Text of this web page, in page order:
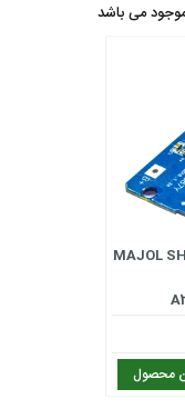
MAJOL
محصول